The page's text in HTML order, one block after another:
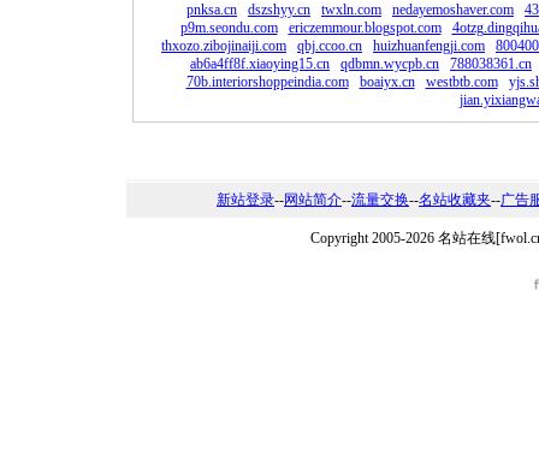
pnksa.cn dszshyy.cn twxln.com nedayemoshaver.com
p9m.seondu.com
ericzemmour.blogspot.com
thxozo.zibojinaiji.com
qbj.ccoo.cn huizhuanfengji.com
ab6a4ff8f.xiaoying15.cn
qdbmn.wycpb.cn
788038361.cn
70b.interiorshoppeindia.com
boaiyx.cn westbtb.com
新站登录--网站简介--流量交换--名站收藏夹--广告
Copyright 2005-2026 名站在线